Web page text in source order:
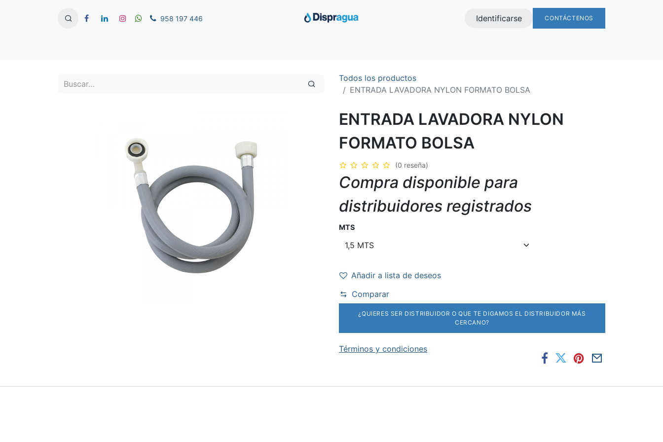
958 197 446 Identificarse CONTÁCTENOS
Todos los productos
ENTRADA LAVADORA NYLON FORMATO BOLSA
ENTRADA LAVADORA NYLON
FORMATO BOLSA
(0 reseña)
Compra disponible para
distribuidores registrados
MTS
Añadir a lista de deseos
Comparar
¿QUIERES SER DISTRIBUIDOR O QUE TE DIGAMOS EL DISTRIBUIDOR MÁS
CERCANO?
Términos y condiciones